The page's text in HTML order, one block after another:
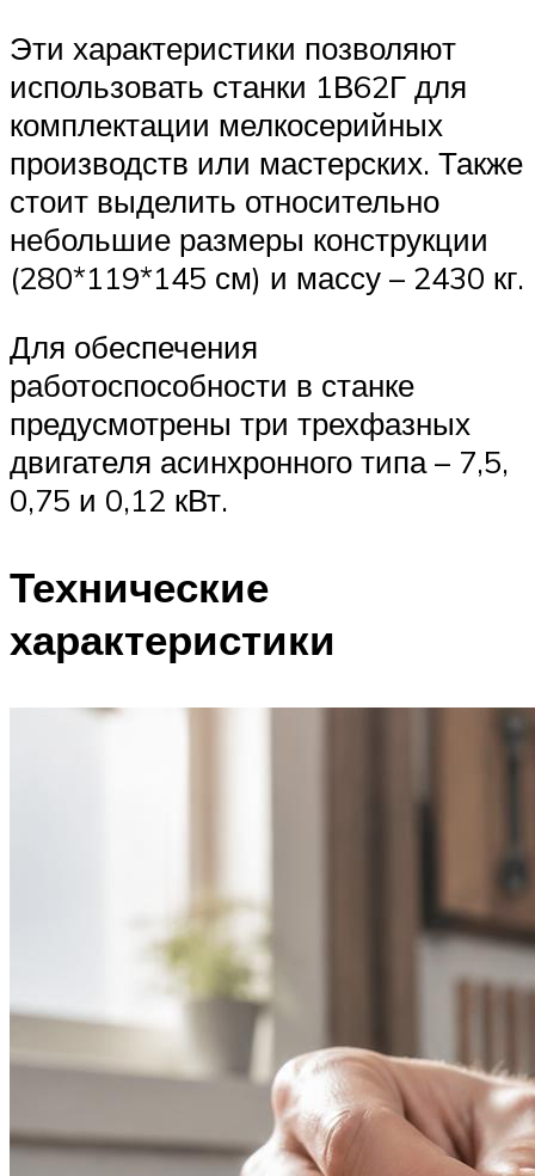
Эти характеристики позволяют
использовать станки 1В62Г для
комплектации мелкосерийных
производств или мастерских. Также
стоит выделить относительно
небольшие размеры конструкции
(280*119*145 см) и массу – 2430 кг.
Для обеспечения
работоспособности в станке
предусмотрены три трехфазных
двигателя асинхронного типа – 7,5,
0,75 и 0,12 кВт.
Технические
характеристики